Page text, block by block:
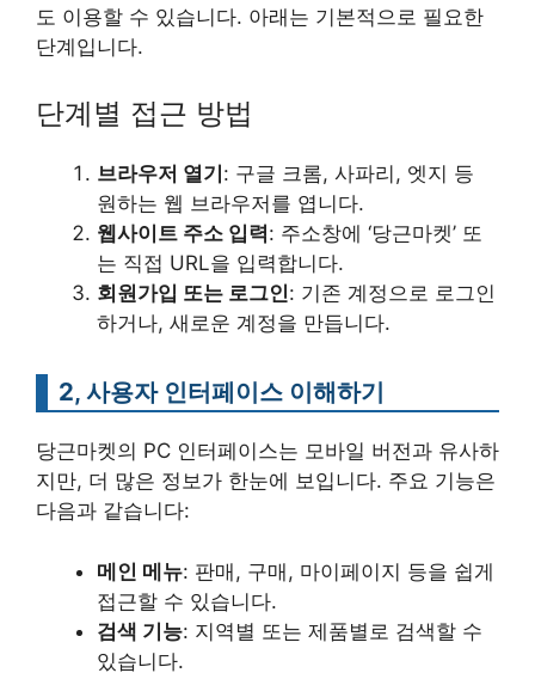
도 이용할 수 있습니다. 아래는 기본적으로 필요한
단계입니다.
단계별 접근 방법
브라우저 열기 : 구글 크롬, 사파리, 엣지 등
원하는 웹 브라우저를 엽니다.
웹사이트 주소 입력: 주소창에 ‘당근마켓’ 또
는 직접 URL을 입력합니다.
회원가입 또는 로그인: 기존 계정으로 로그인
하거나, 새로운 계정을 만듭니다.
2, 사용자 인터페이스 이해하기
당근마켓의 PC 인터페이스는 모바일 버전과 유사하
지만, 더 많은 정보가 한눈에 보입니다. 주요 기능은
다음과 같습니다:
메인 메뉴: 판매, 구매, 마이페이지 등을 쉽게
접근할 수 있습니다.
검색 기능: 지역별 또는 제품별로 검색할 수
있습니다.